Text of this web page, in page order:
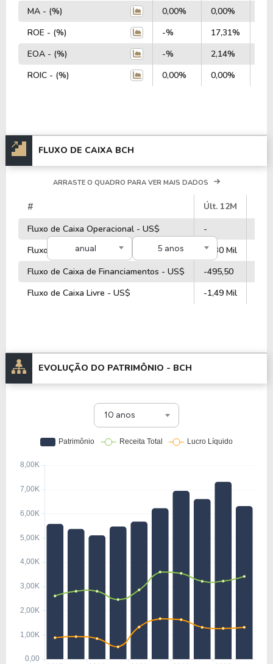
MA - (%)
0,00% 0,00%
ROE - (%)
-% 17,31%
EOA - (%)
-% 2,14%
ROIC - (%)
0,00% 0,00%
FLUXO DE CAIXA BCH
anual 5 anos
ARRASTE O QUADRO PARA VER MAIS DADOS
# Últ. 12M
Fluxo de Caixa Operacional - US$
-
Fluxo de Caixa de Investimentos - US$
-1,30 Mil
Fluxo de Caixa de Financiamentos - US$
-495,50
Fluxo de Caixa Livre - US$
-1,49 Mil
EVOLUÇÃO DO PATRIMÔNIO - BCH
10 anos